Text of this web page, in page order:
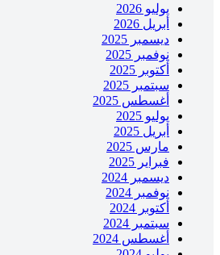
يوليو 2026
أبريل 2026
ديسمبر 2025
نوفمبر 2025
أكتوبر 2025
سبتمبر 2025
أغسطس 2025
يوليو 2025
أبريل 2025
مارس 2025
فبراير 2025
ديسمبر 2024
نوفمبر 2024
أكتوبر 2024
سبتمبر 2024
أغسطس 2024